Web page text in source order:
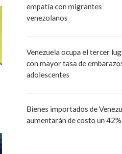
empatía con migrantes
venezolanos
Venezuela ocupa el tercer
con mayor tasa de
adolescentes
Bienes importados de
aumentarán de costo un 42%